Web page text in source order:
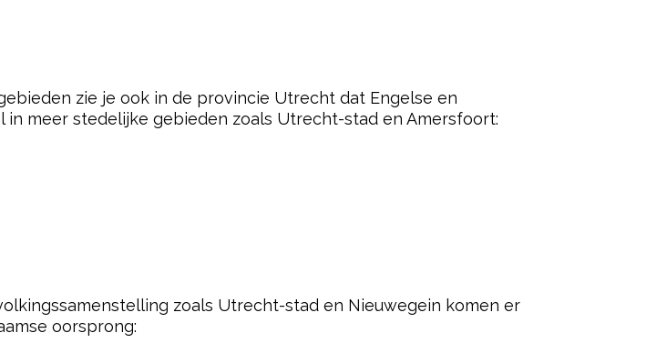
zie je ook in de provincie Utrecht dat Engelse en
meer stedelijke gebieden zoals Utrecht-stad en Amersfoort:
zoals Utrecht-stad en Nieuwegein komen er
oorsprong: